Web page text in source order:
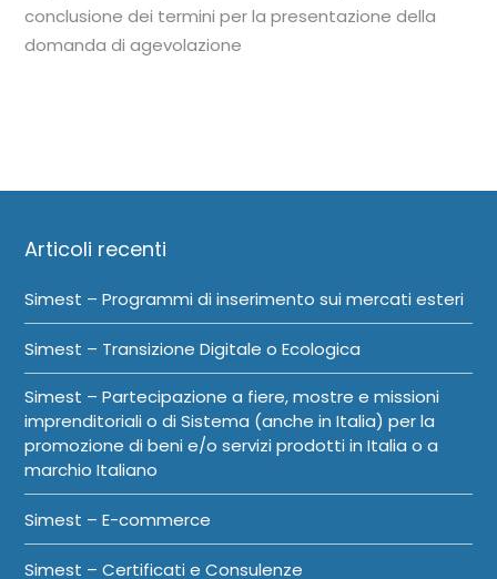
conclusione dei termini per la presentazione della
domanda di agevolazione
Articoli recenti
Simest – Programmi di inserimento sui mercati esteri
Simest – Transizione Digitale o Ecologica
Simest – Partecipazione a fiere, mostre e missioni
imprenditoriali o di Sistema (anche in Italia) per la
promozione di beni e/o servizi prodotti in Italia o a
marchio Italiano
Simest – E-commerce
Simest – Certificati e Consulenze